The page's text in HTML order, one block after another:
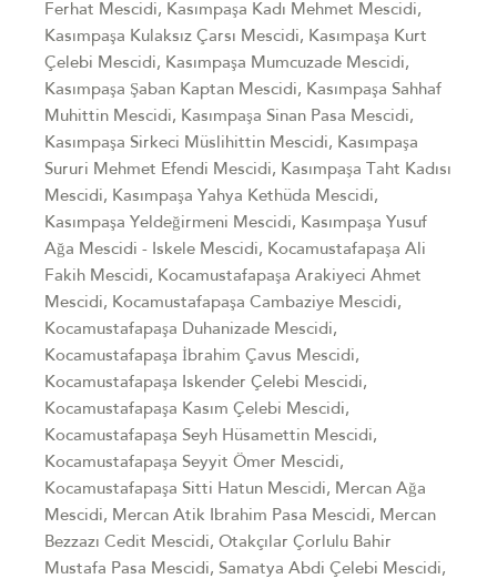
Ferhat Mescidi, Kasımpaşa Kadı Mehmet Mescidi,
Kasımpaşa Kulaksız Çarsı Mescidi, Kasımpaşa Kurt
Çelebi Mescidi, Kasımpaşa Mumcuzade Mescidi,
Kasımpaşa Şaban Kaptan Mescidi, Kasımpaşa Sahhaf
Muhittin Mescidi, Kasımpaşa Sinan Pasa Mescidi,
Kasımpaşa Sirkeci Müslihittin Mescidi, Kasımpaşa
Sururi Mehmet Efendi Mescidi, Kasımpaşa Taht Kadısı
Mescidi, Kasımpaşa Yahya Kethüda Mescidi,
Kasımpaşa Yeldeğirmeni Mescidi, Kasımpaşa Yusuf
Ağa Mescidi - Iskele Mescidi, Kocamustafapaşa Ali
Fakih Mescidi, Kocamustafapaşa Arakiyeci Ahmet
Mescidi, Kocamustafapaşa Cambaziye Mescidi,
Kocamustafapaşa Duhanizade Mescidi,
Kocamustafapaşa İbrahim Çavus Mescidi,
Kocamustafapaşa Iskender Çelebi Mescidi,
Kocamustafapaşa Kasım Çelebi Mescidi,
Kocamustafapaşa Seyh Hüsamettin Mescidi,
Kocamustafapaşa Seyyit Ömer Mescidi,
Kocamustafapaşa Sitti Hatun Mescidi, Mercan Ağa
Mescidi, Mercan Atik Ibrahim Pasa Mescidi, Mercan
Bezzazı Cedit Mescidi, Otakçılar Çorlulu Bahir
Mustafa Pasa Mescidi, Samatya Abdi Çelebi Mescidi,